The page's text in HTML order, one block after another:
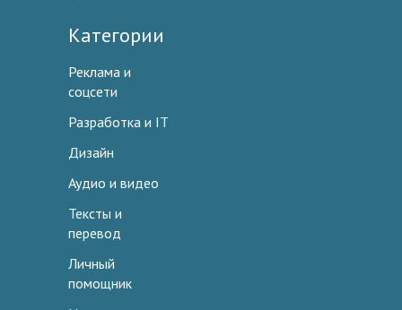
Категории
Реклама и
соцсети
Разработка и IT
Дизайн
Аудио и видео
Тексты и
перевод
Личный
помощник